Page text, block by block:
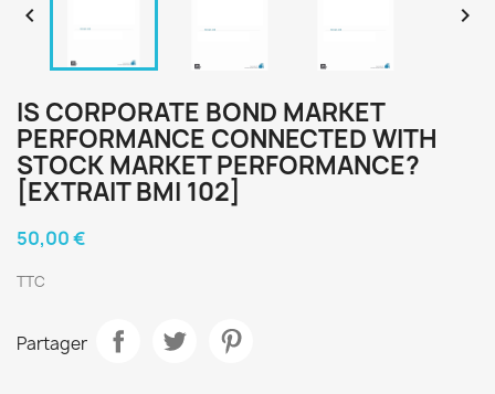
 
IS CORPORATE BOND MARKET
PERFORMANCE CONNECTED WITH
STOCK MARKET PERFORMANCE?
[EXTRAIT BMI 102]
50,00 €
TTC
Partager